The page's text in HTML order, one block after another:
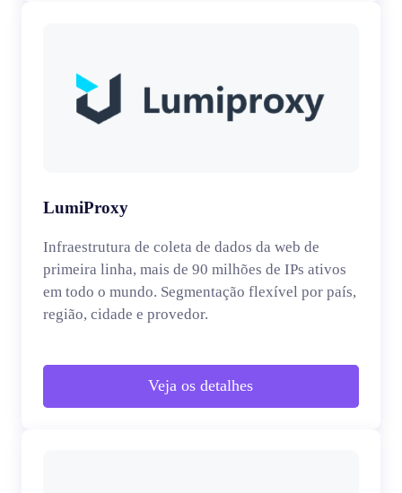
LumiProxy
Infraestrutura de coleta de dados da web de
primeira linha, mais de 90 milhões de IPs ativos
em todo o mundo. Segmentação flexível por país,
região, cidade e provedor.
Veja os detalhes